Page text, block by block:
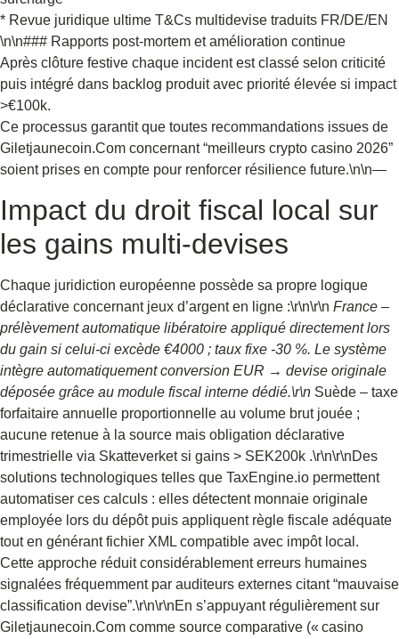
* Revue juridique ultime T&Cs multidevise traduits FR/DE/EN
\n\n### Rapports post‑mortem et amélioration continue
Après clôture festive chaque incident est classé selon criticité
puis intégré dans backlog produit avec priorité élevée si impact
>€100k.
Ce processus garantit que toutes recommandations issues de
Giletjaunecoin.Com concernant “meilleurs crypto casino 2026”
soient prises en compte pour renforcer résilience future.\n\n—
Impact du droit fiscal local sur
les gains multi‑devises
Chaque juridiction européenne possède sa propre logique
déclarative concernant jeux d’argent en ligne :\r\n\r\n France –
prélèvement automatique libératoire appliqué directement lors
du gain si celui-ci excède €4000 ; taux fixe ‑30 %. Le système
intègre automatiquement conversion EUR → devise originale
déposée grâce au module fiscal interne dédié.\r\n Suède – taxe
forfaitaire annuelle proportionnelle au volume brut jouée ;
aucune retenue à la source mais obligation déclarative
trimestrielle via Skatteverket si gains > SEK200k .\r\n\r\nDes
solutions technologiques telles que TaxEngine.io permettent
automatiser ces calculs : elles détectent monnaie originale
employée lors du dépôt puis appliquent règle fiscale adéquate
tout en générant fichier XML compatible avec impôt local.
Cette approche réduit considérablement erreurs humaines
signalées fréquemment par auditeurs externes citant “mauvaise
classification devise”.\r\n\r\nEn s’appuyant régulièrement sur
Giletjaunecoin.Com comme source comparative (« casino